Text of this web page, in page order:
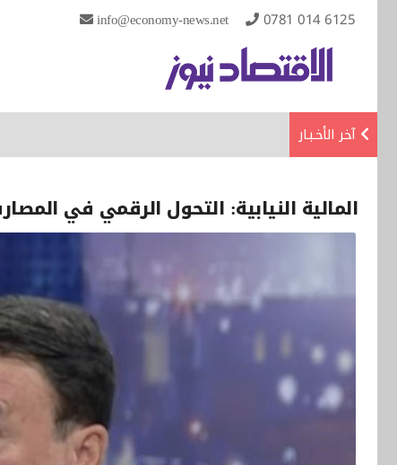
info@economy-news.net 0781 014 6125
آخر الأخـبـار
المالية النيابية: التحول الرقمي في